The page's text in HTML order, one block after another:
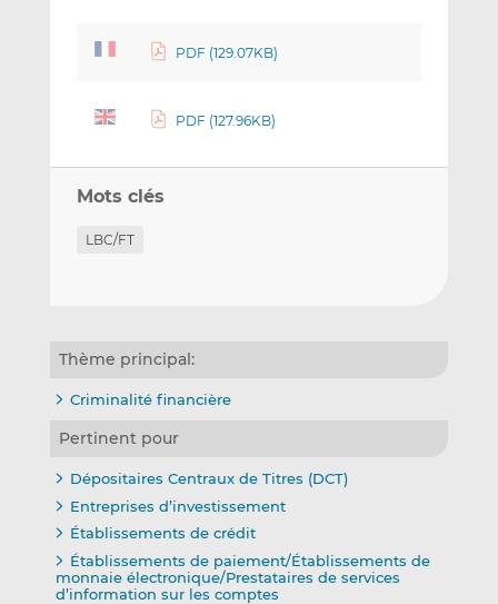
nk
PDF (129.07KB)
PDF (127.96KB)
Mots clés
LBC/FT
Thème principal:
Criminalité financière
Pertinent pour
Dépositaires Centraux de Titres (DCT)
Entreprises d’investissement
Établissements de crédit
Établissements de paiement/Établissements de
monnaie électronique/Prestataires de services
d’information sur les comptes